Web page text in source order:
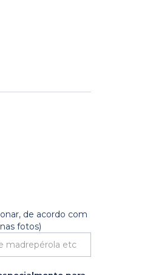
de acordo com
fotos)